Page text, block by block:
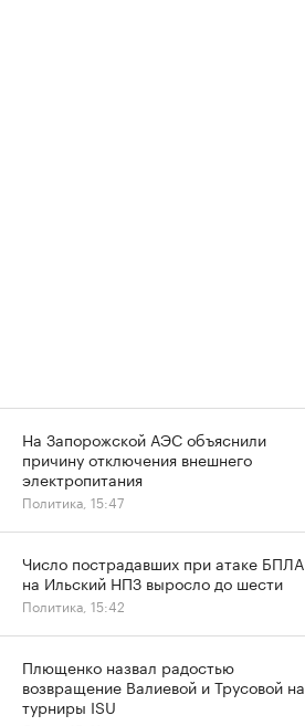
На Запорожской АЭС объяснили
причину отключения внешнего
электропитания
Политика, 15:47
Число пострадавших при атаке БПЛА
на Ильский НПЗ выросло до шести
Политика, 15:42
Плющенко назвал радостью
возвращение Валиевой и Трусовой на
турниры ISU